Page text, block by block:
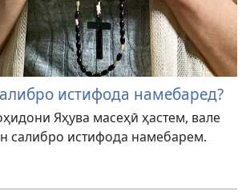
истифода намебаред?
Яҳува масеҳӣ ҳастем, вале
салибро истифода намебарем.